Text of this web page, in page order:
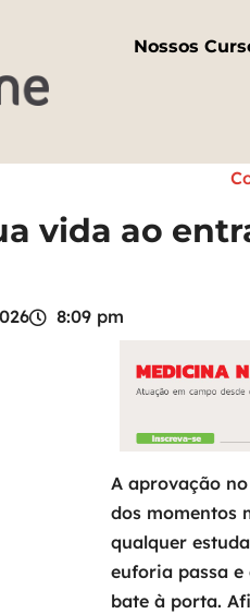
Nossos
vida ao
8:09 pm
A aprovação
dos momentos
qualquer
euforia passa e
bate à porta.